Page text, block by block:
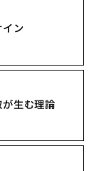
ン
生む理論